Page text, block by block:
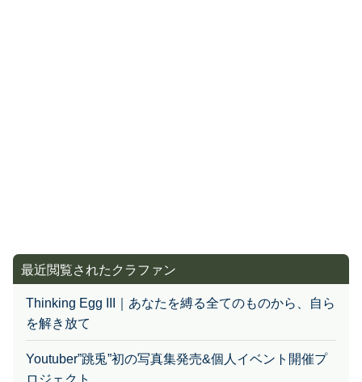
最近閲覧されたクラファン
Thinking Egg III｜あなたを縛る全てのものから、自ら
を解き放て
Youtuber”跳兎”初の写真集発売&個人イベント開催プ
ロジェクト